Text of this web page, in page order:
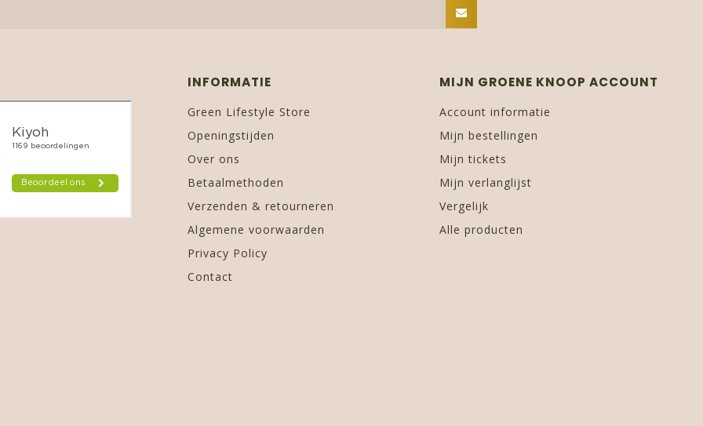
INFORMATIE
Green Lifestyle Store
Openingstijden
Over ons
Betaalmethoden
Verzenden & retourneren
Algemene voorwaarden
Privacy Policy
Contact
MIJN GROENE KNOOP ACCOUNT
Account informatie
Mijn bestellingen
Mijn tickets
Mijn verlanglijst
Vergelijk
Alle producten